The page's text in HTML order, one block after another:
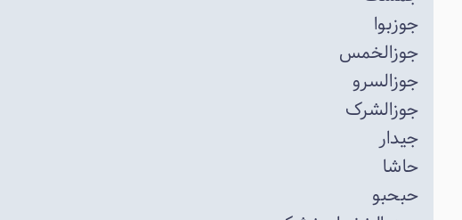
جوزبوا
جوزالخمس
جوزالسرو
جوزالشرک
جیدار
حاشا
حبحبو